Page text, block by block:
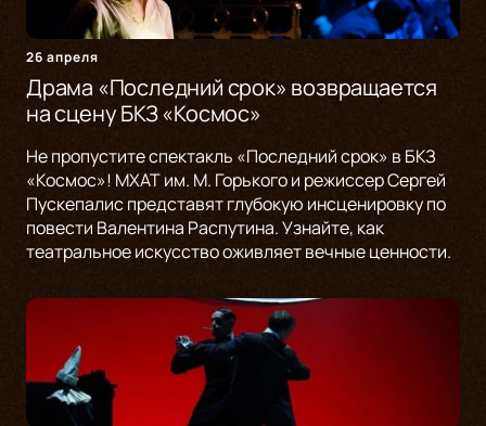
26 апреля
Драма «Последний срок» возвращается
на сцену БКЗ «Космос»
Не пропустите спектакль «Последний срок» в БКЗ
«Космос»! МХАТ им. М. Горького и режиссер Сергей
Пускепалис представят глубокую инсценировку по
повести Валентина Распутина. Узнайте, как
театральное искусство оживляет вечные ценности.